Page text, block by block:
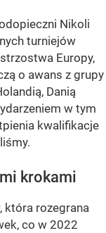
Nikoli
turniejów
Europy,
o awans z grupy
Danią
w tym
kwalifikacje
krokami
która rozegrana
co w 2022